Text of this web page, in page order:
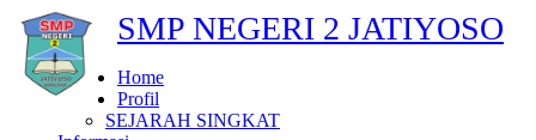
SMP NEGERI 2 JATIYOSO
Home
Profil
SEJARAH SINGKAT